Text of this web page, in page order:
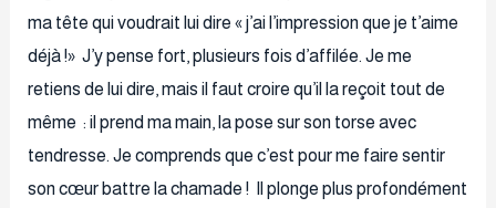
ma tête qui voudrait lui dire « j’ai l’impression que je t’aime
déjà !» J’y pense fort, plusieurs fois d’affilée. Je me
retiens de lui dire, mais il faut croire qu’il la reçoit tout de
même : il prend ma main, la pose sur son torse avec
tendresse. Je comprends que c’est pour me faire sentir
son cœur battre la chamade ! Il plonge plus profondément